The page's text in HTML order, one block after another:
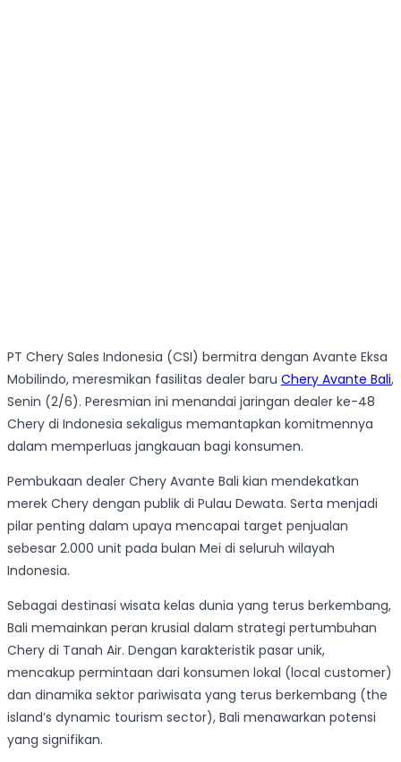
PT Chery Sales Indonesia (CSI) bermitra dengan Avante Eksa
Mobilindo, meresmikan fasilitas dealer baru Chery Avante Bali,
Senin (2/6). Peresmian ini menandai jaringan dealer ke-48
Chery di Indonesia sekaligus memantapkan komitmennya
dalam memperluas jangkauan bagi konsumen.
Pembukaan dealer Chery Avante Bali kian mendekatkan
merek Chery dengan publik di Pulau Dewata. Serta menjadi
pilar penting dalam upaya mencapai target penjualan
sebesar 2.000 unit pada bulan Mei di seluruh wilayah
Indonesia.
Sebagai destinasi wisata kelas dunia yang terus berkembang,
Bali memainkan peran krusial dalam strategi pertumbuhan
Chery di Tanah Air. Dengan karakteristik pasar unik,
mencakup permintaan dari konsumen lokal (local customer)
dan dinamika sektor pariwisata yang terus berkembang (the
island’s dynamic tourism sector), Bali menawarkan potensi
yang signifikan.